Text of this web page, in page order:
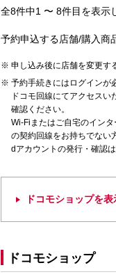
全8件中1 〜 8件目を表示
予約申込する店舗/購入商
申し込み後に店舗を変更す
予約手続きにはログインが
ドコモ回線にてアクセス
確認ください。
Wi-Fiまたはご自宅のイン
の契約回線をお持ちでない
dアカウントの発行・確認は
ドコモショップを表
ドコモショップ